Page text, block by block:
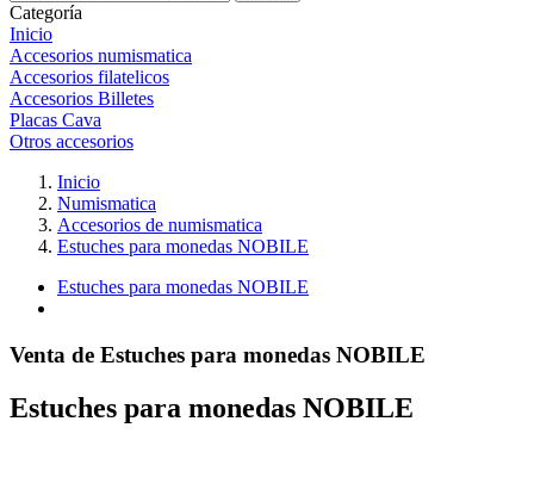
Categoría
Inicio
Accesorios numismatica
Accesorios filatelicos
Accesorios Billetes
Placas Cava
Otros accesorios
Inicio
Numismatica
Accesorios de numismatica
Estuches para monedas NOBILE
Estuches para monedas NOBILE
Venta de Estuches para monedas NOBILE
Estuches para monedas NOBILE